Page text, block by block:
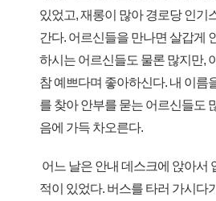
있었고, 재롱이 많아 경로당 인기
간다. 어르신들을 만나면 살갑게
하시는 어르신들도 물론 많지만,
참 예쁘다며 좋아하신다. 내 이름
를 찾아 안부를 묻는 어르신들도
음에 가득 차오른다.
어느 날은 안내 데스크에 앉아서
적이 있었다. 버스를 타러 가시다